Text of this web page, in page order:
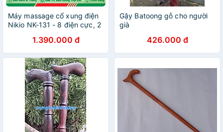
Máy massage cổ xung điện
Nikio NK-131 - 8 điện cực, 2
giọng nói1.390.000 đ
Gậy Batoong gỗ cho người
già
426.000 đ